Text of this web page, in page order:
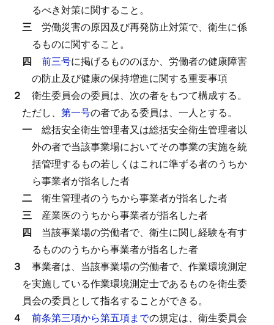
るべき対策に関すること。
三 労働災害の原因及び再発防止対策で、衛生に係
るものに関すること。
四 前三号に掲げるもののほか、労働者の健康障害
の防止及び健康の保持増進に関する重要事項
２ 衛生委員会の委員は、次の者をもつて構成する。
ただし、 第一号の者である委員は、一人とする。
一 総括安全衛生管理者又は総括安全衛生管理者以
外の者で当該事業場においてその事業の実施を統
括管理するもの若しくはこれに準ずる者のうちか
ら事業者が指名した者
二 衛生管理者のうちから事業者が指名した者
三 産業医のうちから事業者が指名した者
四 当該事業場の労働者で、衛生に関し経験を有す
るもののうちから事業者が指名した者
３ 事業者は、当該事業場の労働者で、作業環境測定
を実施している作業環境測定士であるものを衛生委
員会の委員として指名することができる。
４ 前条第三項から第五項までの規定は、衛生委員会